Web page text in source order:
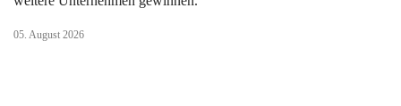
05. August 2026